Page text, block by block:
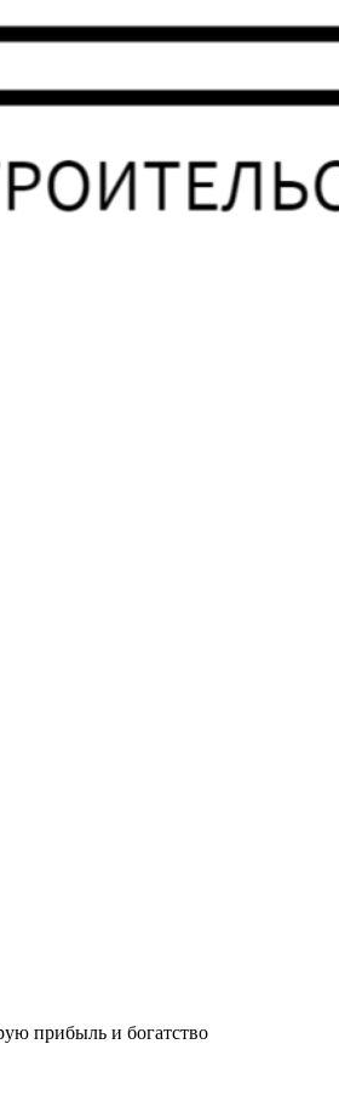
прибыль и богатство